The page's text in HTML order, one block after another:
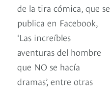
de la tira cómica, que se
publica en Facebook,
‘Las increíbles
aventuras del hombre
que NO se hacía
dramas’, entre otras